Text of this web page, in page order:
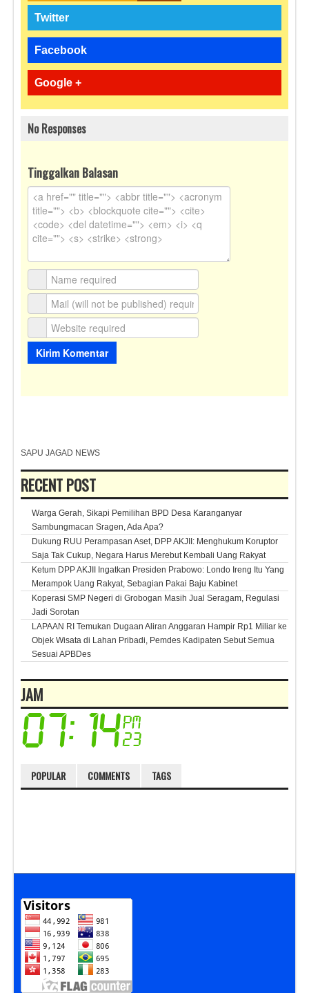
Twitter
Facebook
Google +
No Responses
Tinggalkan Balasan
SAPU JAGAD NEWS
RECENT POST
Warga Gerah, Sikapi Pemilihan BPD Desa Karanganyar
Sambungmacan Sragen, Ada Apa?
Dukung RUU Perampasan Aset, DPP AKJII: Menghukum Koruptor
Saja Tak Cukup, Negara Harus Merebut Kembali Uang Rakyat
Ketum DPP AKJII Ingatkan Presiden Prabowo: Londo Ireng Itu Yang
Merampok Uang Rakyat, Sebagian Pakai Baju Kabinet
Koperasi SMP Negeri di Grobogan Masih Jual Seragam, Regulasi
Jadi Sorotan
LAPAAN RI Temukan Dugaan Aliran Anggaran Hampir Rp1 Miliar ke
Objek Wisata di Lahan Pribadi, Pemdes Kadipaten Sebut Semua
Sesuai APBDes
JAM
POPULAR COMMENTS TAGS